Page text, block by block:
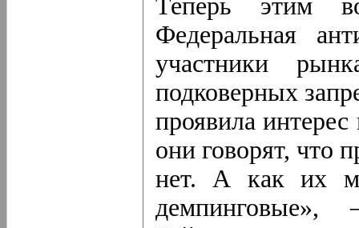
Теперь этим
Федеральная
участники
подковерных
проявила
они говорят, что
нет. А как их